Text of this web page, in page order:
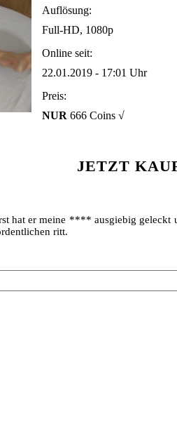
Auflösung:
Full-HD, 1080p
Online seit:
22.01.2019 - 17:01 Uhr
Preis:
NUR 666 Coins √
JETZT
hat er meine **** ausgiebig
ritt.